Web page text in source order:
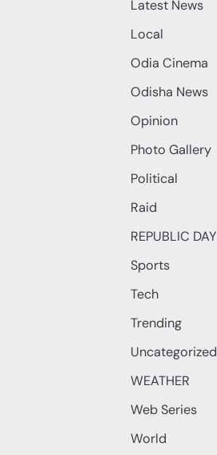
Latest News
Local
Odia Cinema
Odisha News
Opinion
Photo Gallery
Political
Raid
REPUBLIC DAY
Sports
Tech
Trending
Uncategorized
WEATHER
Web Series
World